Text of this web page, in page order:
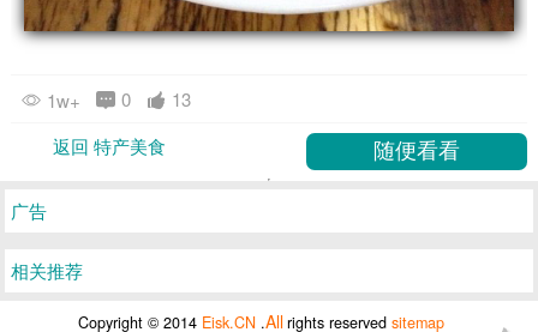
1w+ 0
13
返回 特产美食
广告
相关推荐
Copyright © 2014 Eisk.CN .Allrights reservedsitemap